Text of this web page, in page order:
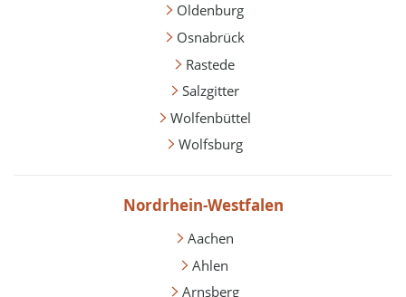
Oldenburg
Osnabrück
Rastede
Salzgitter
Wolfenbüttel
Wolfsburg
Nordrhein-Westfalen
Aachen
Ahlen
Arnsberg